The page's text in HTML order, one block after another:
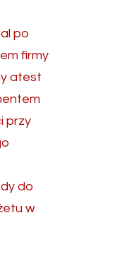
po
firmy
atest
przy
do
w